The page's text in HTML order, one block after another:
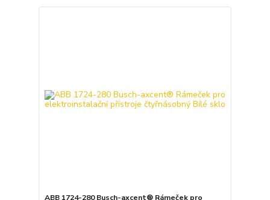
ABB 1724-280 Busch-axcent® Rámeček pro